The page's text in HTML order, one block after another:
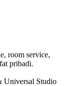
room service,
pribadi.
Universal Studio